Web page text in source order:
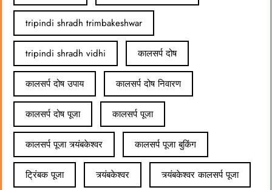
tripindi shradh trimbakeshwar
tripindi shradh vidhi कालसर्प दोष
कालसर्प दोष उपाय कालसर्प दोष निवारण
कालसर्प दोष पूजा कालसर्प पूजा
कालसर्प पूजा त्र्यंबकेश्वर कालसर्प पूजा बुकिंग
ट्रिंबक पूजा त्र्यंबकेश्वर त्र्यंबकेश्वर कालसर्प पूजा